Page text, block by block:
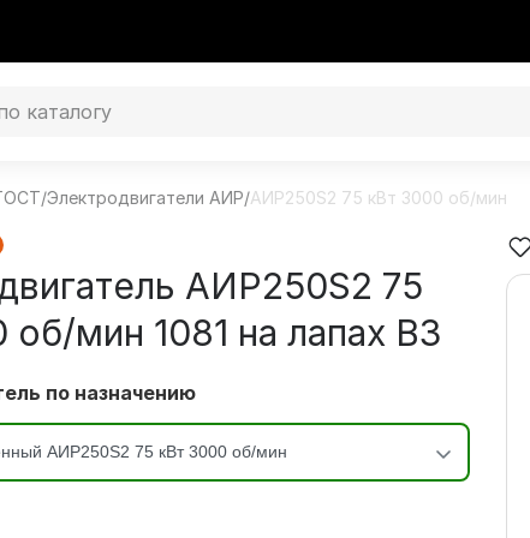
/Электродвигатели АИР/АИР250S2 75 кВт 3000 об/мин
АИР250S2 75
об/мин 1081 на лапах В3
по назначению